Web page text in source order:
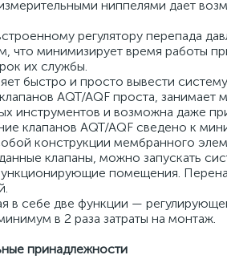
ниппелями дает
регулятору перепада
что минимизирует время работы
их службы.
быстро и просто вывести
AQT/AQF проста,
инструментов и возможна даже
клапанов AQT/AQF сведено к
конструкции мембранного
клапаны, можно запускать
помещения.
в себе две функции —
в 2 раза затраты на монтаж.
принадлежности